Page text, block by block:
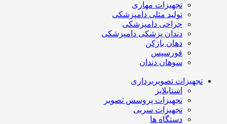
تجهیزات مهاری
تولید مثلی دامپزشکی
جراحی دامپزشکی
دندان پزشکی دامپزشکی
دهان بازکن
فورسپس
سوهان دندان
تجهیزات تصویربرداری
استابلایز
تجهیزات پروسس تصویر
تجهیزات سربی
دستگاه ها